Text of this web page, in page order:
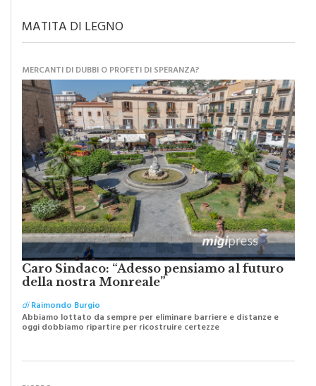
MATITA DI LEGNO
MERCANTI DI DUBBI O PROFETI DI SPERANZA?
Caro Sindaco: “Adesso pensiamo al futuro
della nostra Monreale”
diRaimondo Burgio